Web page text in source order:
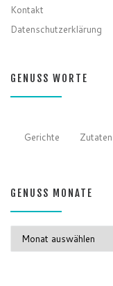
Kontakt
Datenschutzerklärung
GENUSS WORTE
Gerichte Zutaten
GENUSS MONATE